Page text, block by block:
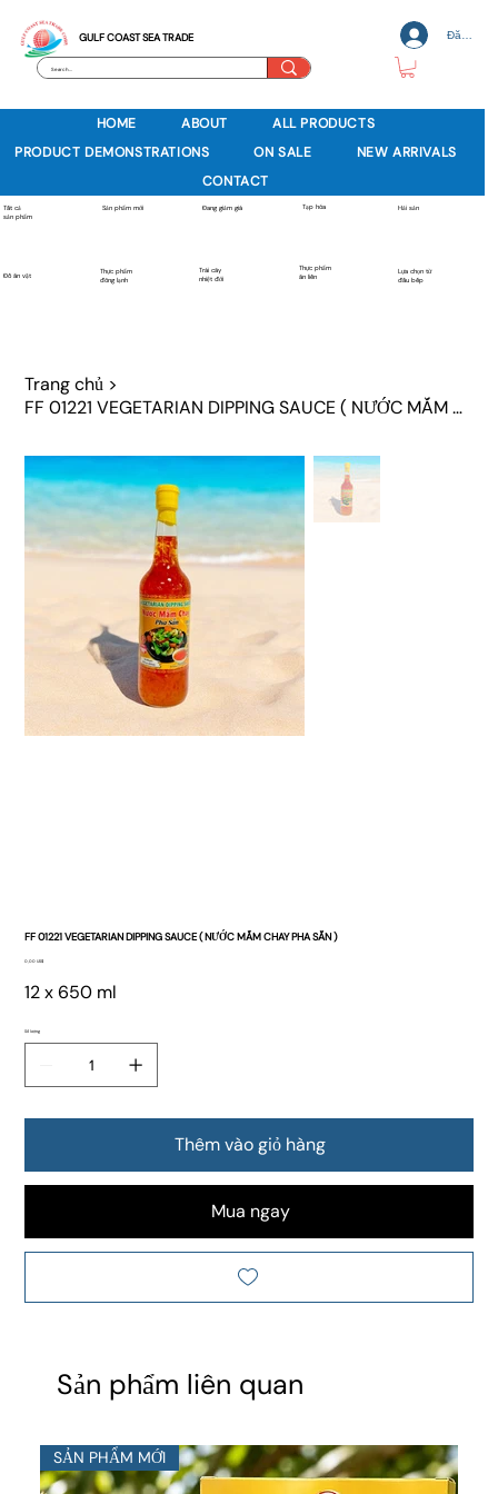
GULF COAST SEA TRADE Đăng
HOME ABOUT
ALL PRODUCTS
PRODUCT DEMONSTRATIONS
ON SALE
NEW ARRIVALS
CONTACT
Tất cả
sản phẩm
Sản phẩm mới Đang giảm giá Tạp hóa Hải sản
Đồ ăn vặt
Thực phẩm
đông lạnh
Trái cây
nhiệt đới
Thực phẩm
ăn liền
Lựa chọn từ
đầu bếp
Trang chủ >
FF 01221 VEGETARIAN DIPPING SAUCE ( NƯỚC MẮM CHAY PHA SẴN )
FF 01221 VEGETARIAN DIPPING SAUCE ( NƯỚC MẮM CHAY PHA SẴN )
Giá
0,00 US$
12 x 650 ml
Số lượng
Thêm vào giỏ hàng
Mua ngay
Sản phẩm liên quan
SẢN PHẨM MỚI